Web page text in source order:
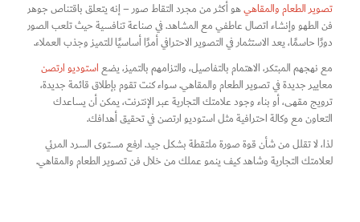
تصوير الطعام والمقاهيهو أكثر من مجرد التقاط صور – إنه يتعلق باقتناص جوهر
فن الطهو وإنشاء اتصال عاطفي مع المشاهد. في صناعة تنافسية حيث تلعب الصور
دورًا حاسمًا، يعد الاستثمار في التصوير الاحترافي أمرًا أساسيًا للتميز وجذب العملاء.
مع نهجهم المبتكر، الاهتمام بالتفاصيل، والتزامهم بالتميز، يضعاستوديو ارتصن
معايير جديدة في تصوير الطعام والمقاهي. سواء كنت تقوم بإطلاق قائمة جديدة،
ترويج مقهى، أو بناء وجود علامتك التجارية عبر الإنترنت، يمكن أن يساعدك
التعاون مع وكالة احترافية مثل استوديو ارتصن في تحقيق أهدافك.
لذا، لا تقلل من شأن قوة صورة ملتقطة بشكل جيد. ارفع مستوى السرد المرئي
لعلامتك التجارية وشاهد كيف ينمو عملك من خلال فن تصوير الطعام والمقاهي.